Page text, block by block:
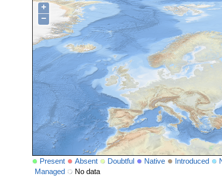
+
−
Present Absent Doubtful Native Introduced
Managed
No data